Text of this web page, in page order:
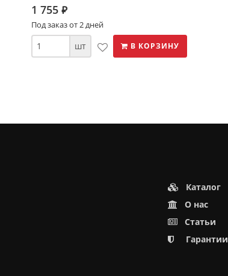
1 755 ⃏
Под заказ от 2 дней
шт В КОРЗИНУ
Каталог
О нас
Статьи
Гарантии